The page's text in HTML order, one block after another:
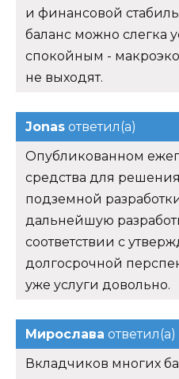
и финансовой
баланс можно слегка
спокойным -
не выходят.
Jonas ответил(а)
Опубликованном
средства для
подземной
дальнейшую
соответствии с
долгосрочной
уже услуги довольно.
Мирослава ответил(а)
Вкладчиков многих